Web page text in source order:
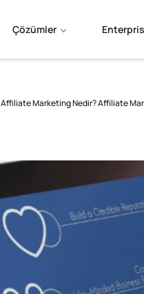
Çözümler
Affiliate Marketing Nedir? Affiliate